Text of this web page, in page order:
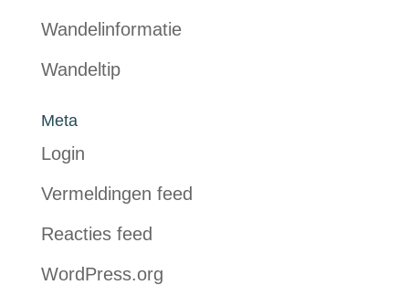
Wandelinformatie
Wandeltip
Meta
Login
Vermeldingen feed
Reacties feed
WordPress.org